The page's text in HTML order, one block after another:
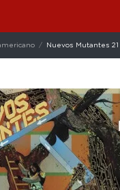
Nuevos Mutantes 21